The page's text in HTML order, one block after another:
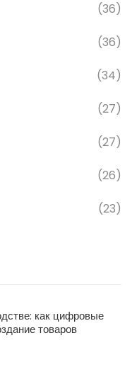
(36)
(36)
(34)
(27)
(27)
(26)
(23)
как цифровые
товаров